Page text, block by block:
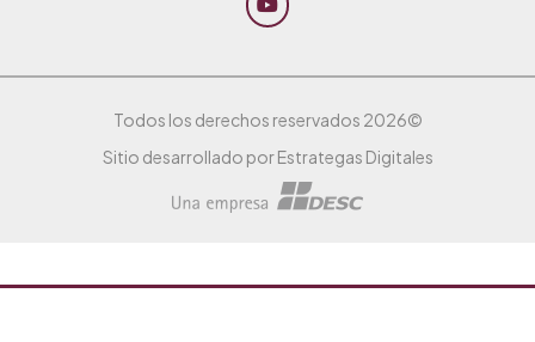
Todos los derechos reservados 2026©
Sitio desarrollado por Estrategas Digitales